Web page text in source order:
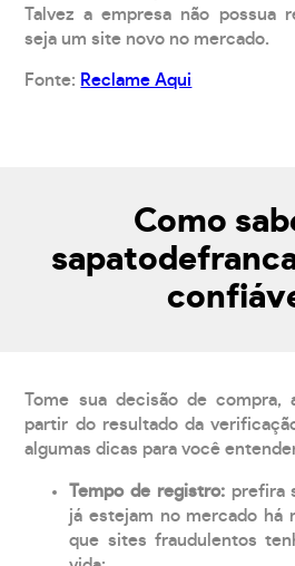
Talvez a empresa não possua
seja um site novo no mercado.
Fonte: Reclame Aqui
Como
Tome sua decisão de compra,
partir do resultado da
algumas dicas para você
Tempo de registro: prefira
já estejam no mercado há
que sites fraudulentos